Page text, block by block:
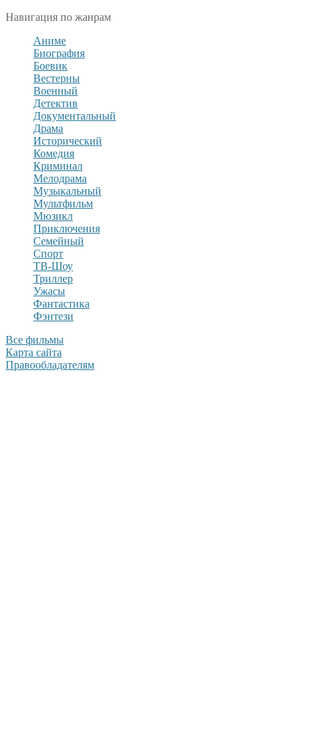
Навигация по жанрам
Аниме
Биография
Боевик
Вестерны
Военный
Детектив
Документальный
Драма
Исторический
Комедия
Криминал
Мелодрама
Музыкальный
Мультфильм
Мюзикл
Приключения
Семейный
Спорт
ТВ-Шоу
Триллер
Ужасы
Фантастика
Фэнтези
Все фильмы
Карта сайта
Правообладателям